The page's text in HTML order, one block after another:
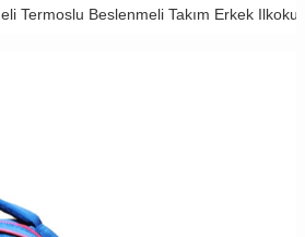
Termoslu Beslenmeli Takım Erkek